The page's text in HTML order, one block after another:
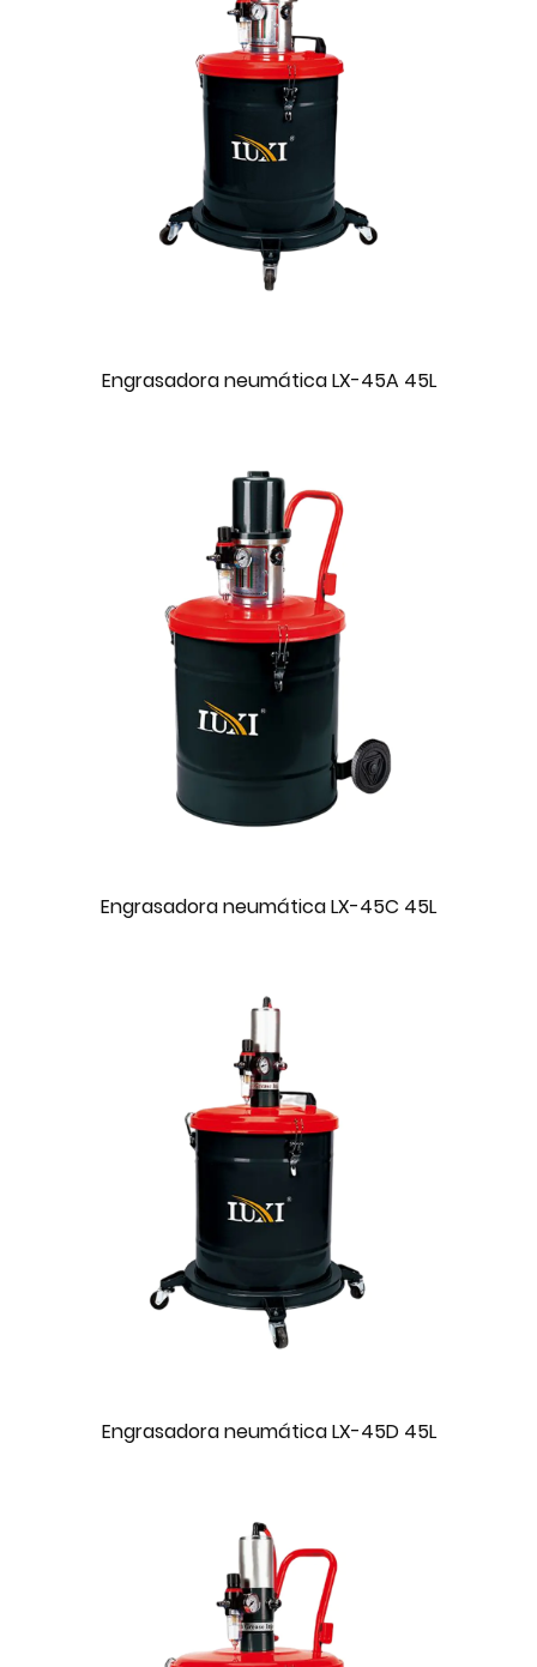
Engrasadora neumática LX-45A 45L
Engrasadora neumática LX-45C 45L
Engrasadora neumática LX-45D 45L